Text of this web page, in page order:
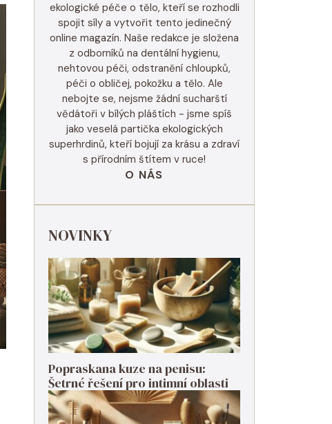
ekologické péče o tělo, kteří se rozhodli
spojit síly a vytvořit tento jedinečný
online magazín. Naše redakce je složena
z odborníků na dentální hygienu,
nehtovou péči, odstranění chloupků,
péči o obličej, pokožku a tělo. Ale
nebojte se, nejsme žádní sucharští
vědátoři v bílých pláštích - jsme spíš
jako veselá partička ekologických
superhrdinů, kteří bojují za krásu a zdraví
s přírodním štítem v ruce!
O NÁS
NOVINKY
Popraskana kuze na penisu:
Šetrné řešení pro intimní oblasti